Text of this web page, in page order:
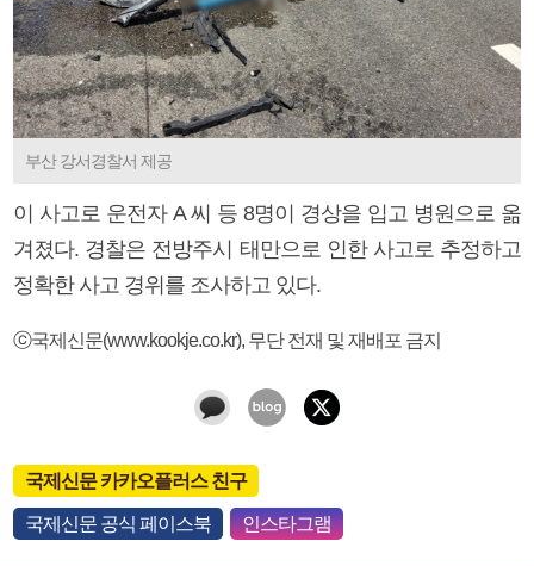
부산 강서경찰서 제공
이 사고로 운전자 A 씨 등 8명이 경상을 입고 병원으로 옮
겨졌다. 경찰은 전방주시 태만으로 인한 사고로 추정하고
정확한 사고 경위를 조사하고 있다.
ⓒ국제신문(www.kookje.co.kr), 무단 전재 및 재배포 금지
국제신문 카카오플러스 친구
국제신문 공식 페이스북 인스타그램